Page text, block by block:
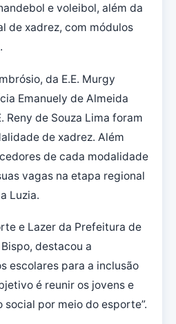
e voleibol, além da
de xadrez, com módulos
da E.E. Murgy
Emanuely de Almeida
Reny de Souza Lima foram
de xadrez. Além
de cada modalidade
vagas na etapa regional
Luzia.
e Lazer da Prefeitura de
destacou a
escolares para a inclusão
é reunir os jovens e
por meio do esporte”.